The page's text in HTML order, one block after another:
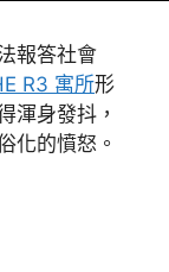
報答社會
R3 寓所形
渾身發抖，
化的憤怒。